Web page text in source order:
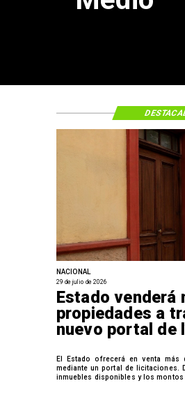
NACIONAL
29 de julio de 2026
Estado venderá
propiedades a
nuevo portal de
El Estado ofrecerá en venta más
mediante un portal de licitaciones.
inmuebles disponibles y los montos